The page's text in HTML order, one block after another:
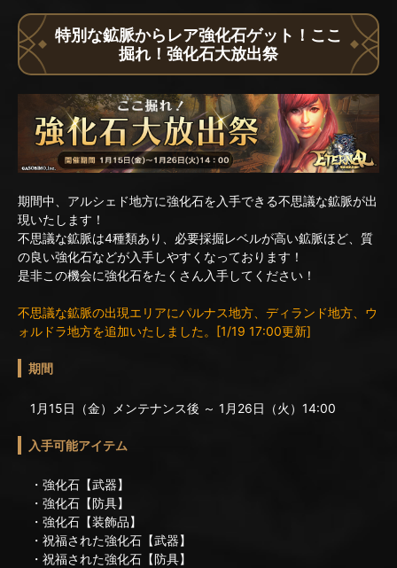
特別な鉱脈からレア強化石ゲット！ここ
掘れ！強化石大放出祭
期間中、アルシェド地方に強化石を入手できる不思議な鉱脈が出
現いたします！
不思議な鉱脈は4種類あり、必要採掘レベルが高い鉱脈ほど、質
の良い強化石などが入手しやすくなっております！
是非この機会に強化石をたくさん入手してください！
不思議な鉱脈の出現エリアにパルナス地方、ディランド地方、ウ
ォルドラ地方を追加いたしました。[1/19 17:00更新]
期間
1月15日（金）メンテナンス後 ～ 1月26日（火）14:00
入手可能アイテム
・強化石【武器】
・強化石【防具】
・強化石【装飾品】
・祝福された強化石【武器】
・祝福された強化石【防具】